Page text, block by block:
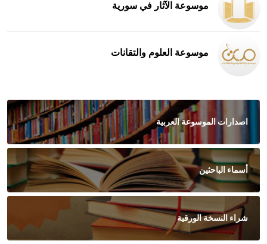
موسوعة الآثار في سورية
موسوعة العلوم والتقانات
اصدارات الموسوعة العربية
أسماء الباحثين
شراء النسخة الورقية